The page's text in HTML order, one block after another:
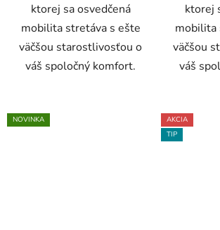
ktorej sa osvedčená
mobilita stretáva s ešte
väčšou starostlivosťou o
váš spoločný komfort.
ktorej
mobilita
väčšou
váš
NOVINKA
AKCIA
TIP